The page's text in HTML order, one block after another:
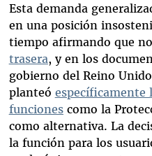
Esta demanda
en una posición
tiempo afirmando que no
trasera, y en los
gobierno del Reino
planteó específicamente
funcionescomo la
como alternativa. La
la función para los